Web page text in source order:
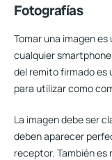
Fotografías
Tomar una imagen
cualquier
del remito firmado es
para utilizar como
La imagen debe ser
deben aparecer
receptor. También